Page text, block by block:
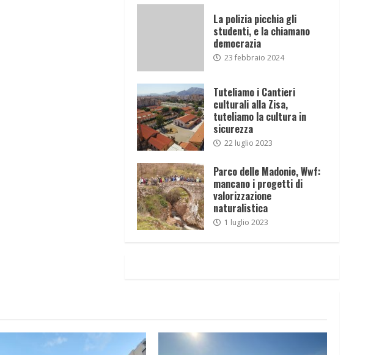
La polizia picchia gli
studenti, e la chiamano
democrazia
23 febbraio 2024
Tuteliamo i Cantieri
culturali alla Zisa,
tuteliamo la cultura in
sicurezza
22 luglio 2023
Parco delle Madonie, Wwf:
mancano i progetti di
valorizzazione
naturalistica
1 luglio 2023